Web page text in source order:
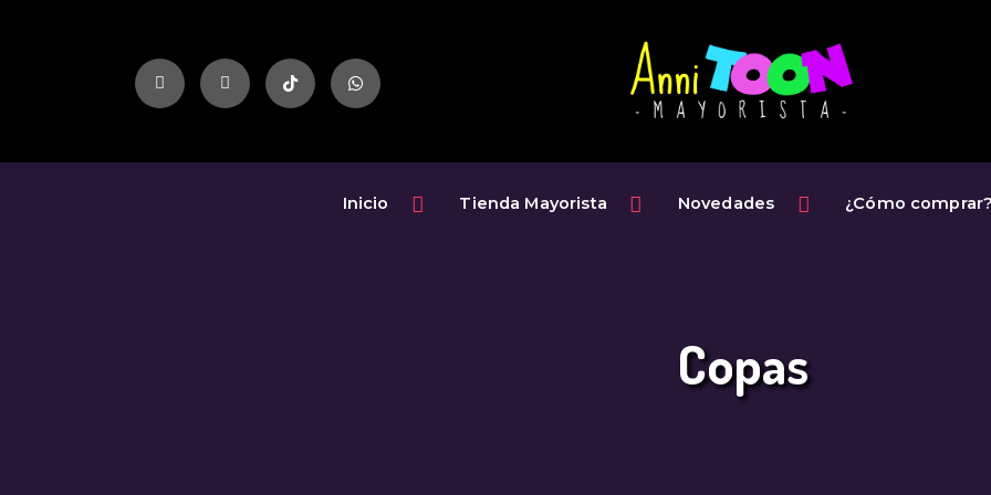
Inicio Tienda Mayorista Novedades ¿Cómo comprar?
TIENDA
MAYORISTA
NOVEDADES
CONTACTOCopas